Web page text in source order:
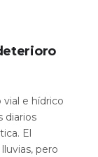
e hídrico
diarios
El
pero